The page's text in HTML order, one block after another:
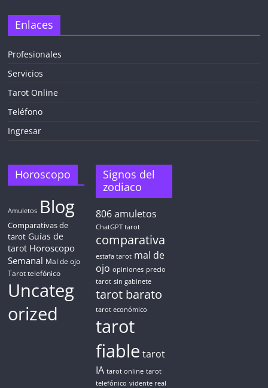
TAROT GRATIS
✓ Sin cargos automáticos. El chat se detiene al finalizar el
crédito
Enlaces
Profesionales
Servicios
Tarot Online
Teléfono
Ingresar
Horoscopo
Amuletos Blog
Comparativas de
tarot Guías de
tarot Horoscopo
Semanal Mal de ojo
Tarot telefónico
Uncateg
orized
Signos del
zodiaco
806amuletos
ChatGPT tarot
comparativa
estafa tarot mal de
ojo opiniones precio
tarot sin gabinete
tarot barato
tarot económico
tarot
fiable tarot
IA tarot online tarot
telefónico vidente real